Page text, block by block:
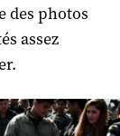
des photos
assez